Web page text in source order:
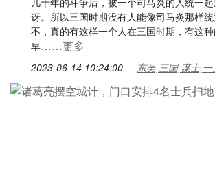
讶。所以三国时期没有人能像司马炎那样
不，真的有这样一个人在三国时期，有这
早……更多
2023-06-14 10:24:00 东吴,三国,谋士,